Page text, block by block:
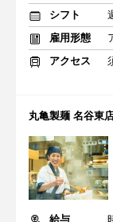
シフト
雇用形態
アクセス
丸亀製麺 名谷東
給与